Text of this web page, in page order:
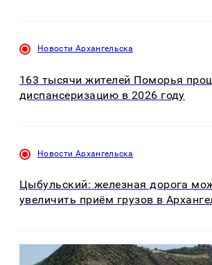
Новости Архангельска
163 тысячи жителей Поморья
диспансеризацию в 2026 году
Новости Архангельска
Цыбульский: железная дорога
увеличить приём грузов в